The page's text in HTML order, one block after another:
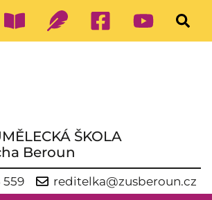
ŠKOLA
Beroun
559 reditelka@zusberoun.cz